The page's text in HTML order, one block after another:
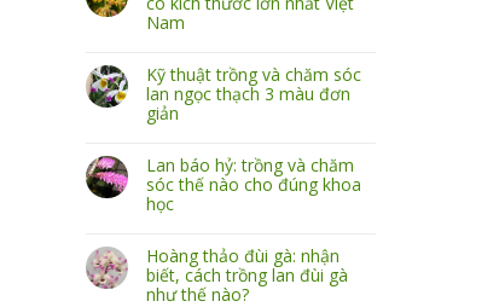
Nam
Kỹ thuật trồng và chăm sóc
lan ngọc thạch 3 màu đơn
giản
Lan báo hỷ: trồng và chăm
sóc thế nào cho đúng khoa
học
Hoàng thảo đùi gà: nhận
biết, cách trồng lan đùi gà
như thế nào?